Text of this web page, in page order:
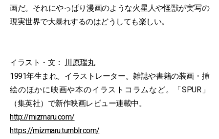
画だ。それにやっぱり漫画のような火星人や怪獣が実写の
現実世界で大暴れするのはどうしても楽しい。
イラスト・文：
川原瑞丸
1991年生まれ。イラストレーター。雑誌や書籍の装画・挿
絵のほかに映画や本のイラストコラムなど。「SPUR」
（集英社）で新作映画レビュー連載中。
http://mizmaru.com/
https://mizmaru.tumblr.com/